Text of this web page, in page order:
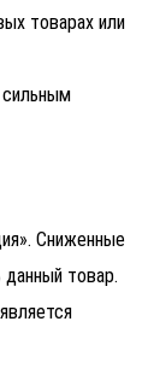
товарах или
сильным
Сниженные
товар.